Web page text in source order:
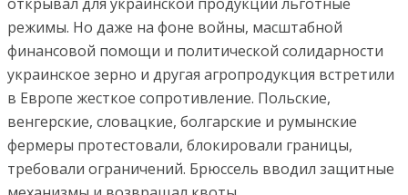
режимы. Но даже на фоне войны, масштабной
финансовой помощи и политической солидарности
украинское зерно и другая агропродукция встретили
в Европе жесткое сопротивление. Польские,
венгерские, словацкие, болгарские и румынские
фермеры протестовали, блокировали границы,
требовали ограничений. Брюссель вводил защитные